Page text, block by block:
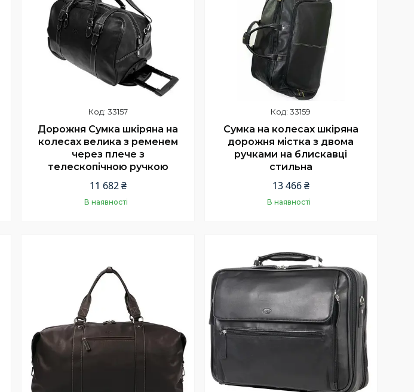
33157
Дорожня Сумка шкіряна на
колесах велика з ременем
через плече з
телескопічною ручкою
11 682 ₴
В наявності
33159
Сумка на колесах шкіряна
дорожня містка з двома
ручками на блискавці
стильна
13 466 ₴
В наявності